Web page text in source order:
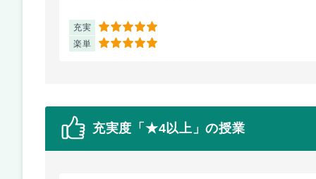
充実 5
楽単 5
充実度「★4以上」の授業